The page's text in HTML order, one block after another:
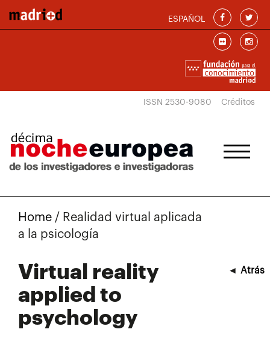
ESPAÑOL
ISSN 2530-9080 Créditos
Home / Realidad virtual aplicada
a la psicología
Virtual reality
applied to
psychology
◄ Atrás